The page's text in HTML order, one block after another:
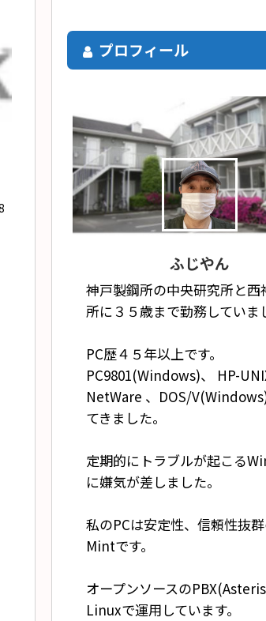
プロフィール
ふじやん
神戸製鋼所の中央研究所と西
所に３５歳まで勤務していま
PC歴４５年以上です。
PC9801(Windows)、 HP-
NetWare 、DOS/
てきました。
定期的にトラブルが起こる
に嫌気が差しました。
私のPCは安定性、信頼性抜
Mintです。
オープンソースの
Linuxで運用しています。